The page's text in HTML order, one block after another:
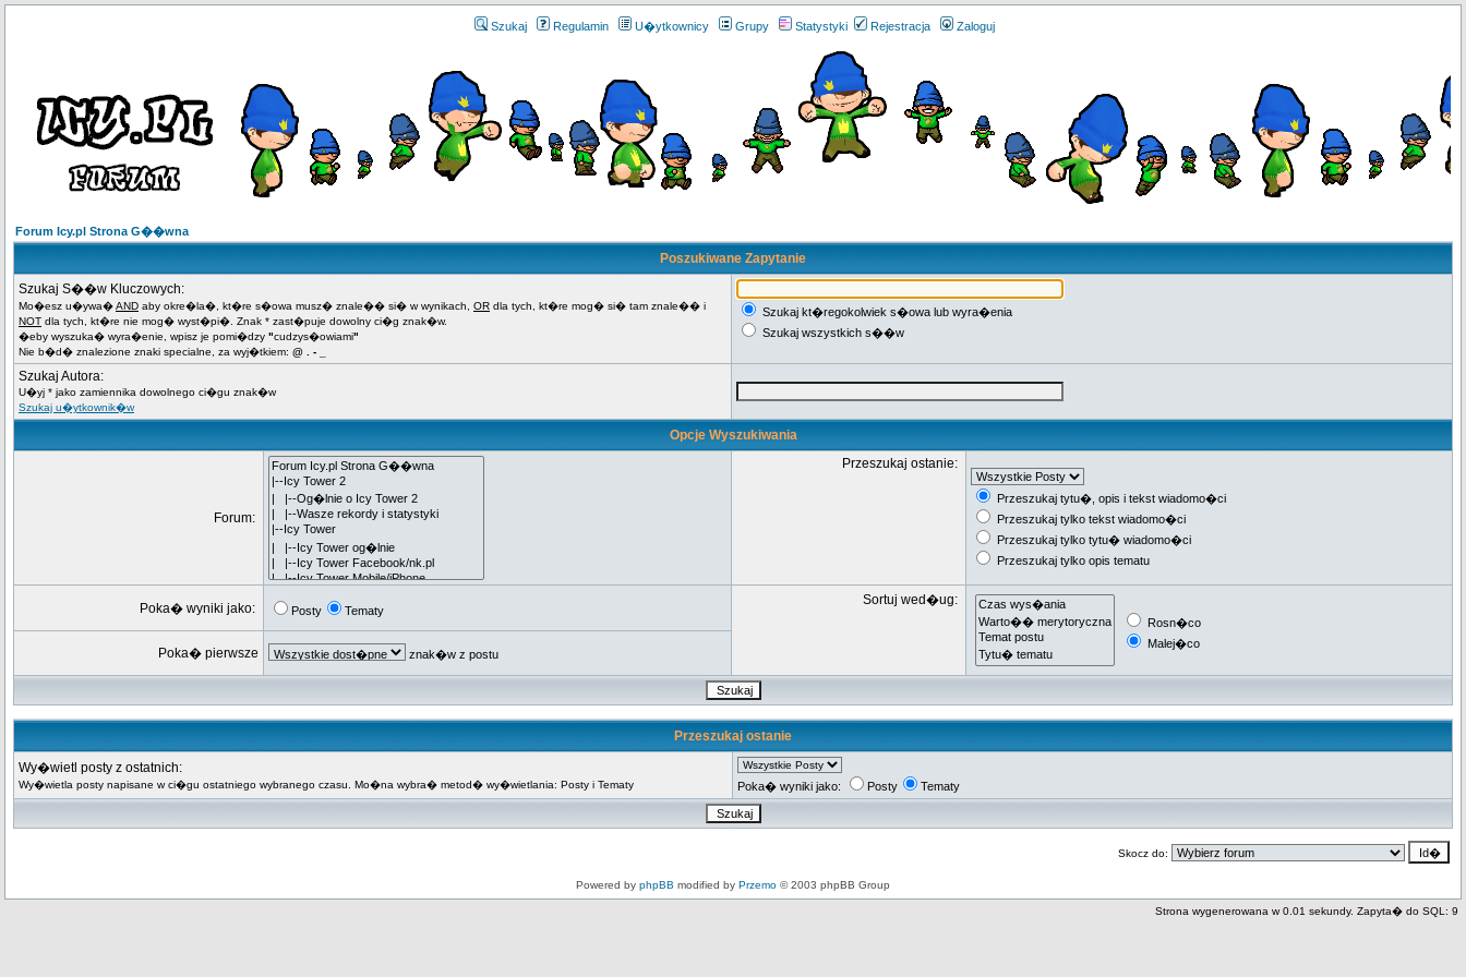
Szukaj Regulamin U�ytkownicy Grupy Statystyki Rejestracja Zaloguj
Forum Icy.pl Strona G��wna
Poszukiwane Zapytanie
Szukaj S��w Kluczowych:
Mo�esz u�ywa�AND aby okre�la�, kt�re s�owa musz� znale�� si� w wynikach, OR dla tych, kt�re mog� si� tam znale�� i
NOT dla tych, kt�re nie mog� wyst�pi�. Znak * zast�puje dowolny ci�g znak�w.
�eby wyszuka� wyra�enie, wpisz je pomi�dzy "cudzys�owiami"
Nie b�d� znalezione znaki specialne, za wyj�tkiem: @ . - _
Szukaj kt�regokolwiek s�owa lub wyra�enia
Szukaj wszystkich s��w
Szukaj Autora:
U�yj * jako zamiennika dowolnego ci�gu znak�w
Szukaj u�ytkownik�w
Opcje Wyszukiwania
Forum:
Przeszukaj ostanie:
Przeszukaj tytu�, opis i tekst wiadomo�ci
Przeszukaj tylko tekst wiadomo�ci
Przeszukaj tylko tytu� wiadomo�ci
Przeszukaj tylko opis tematu
Poka� wyniki jako: Posty Tematy
Sortuj wed�ug:
Rosn�co
Malej�co
Poka� pierwsze znak�w z postu
Przeszukaj ostanie
Wy�wietl posty z ostatnich:
Wy�wietla posty napisane w ci�gu ostatniego wybranego czasu. Mo�na wybra� metod� wy�wietlania: Posty i Tematy Poka� wyniki jako: Posty Tematy
Skocz do:
Powered by phpBB modified by Przemo © 2003 phpBB Group
Strona wygenerowana w 0.01 sekundy. Zapyta� do SQL: 9